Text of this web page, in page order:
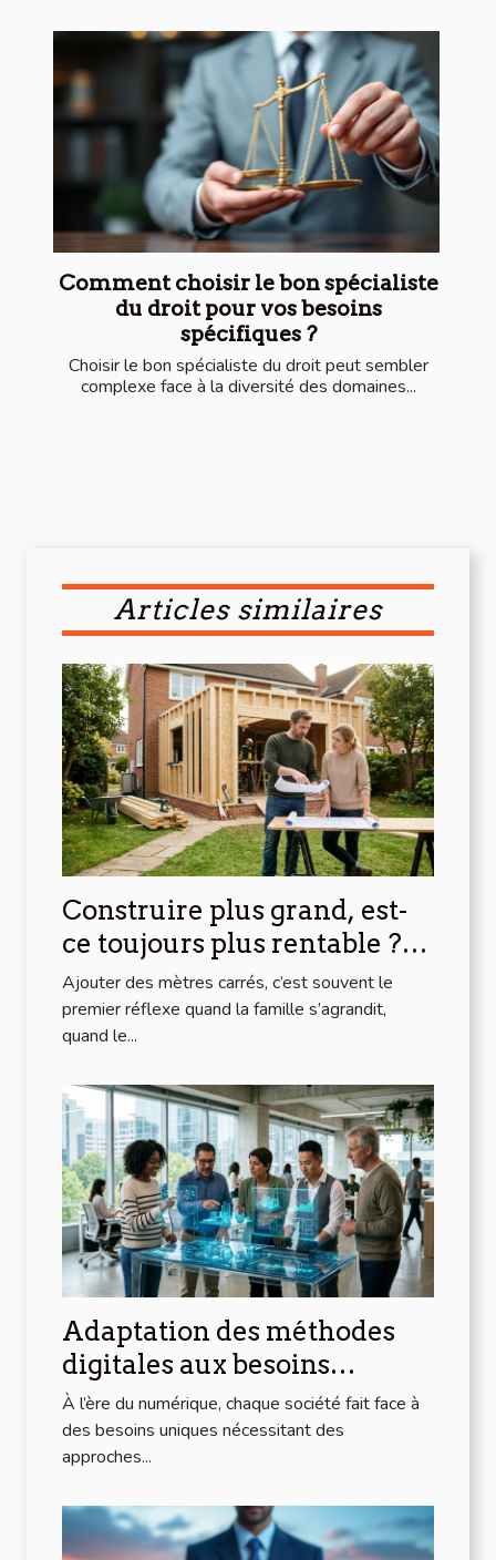
Comment choisir le bon spécialiste
du droit pour vos besoins
spécifiques ?
Choisir le bon spécialiste du droit peut sembler
complexe face à la diversité des domaines...
Articles similaires
Construire plus grand, est-
ce toujours plus rentable ?
regards sur l’extension
Ajouter des mètres carrés, c’est souvent le
premier réflexe quand la famille s’agrandit,
quand le...
Adaptation des méthodes
digitales aux besoins
spécifiques de votre société
À l’ère du numérique, chaque société fait face à
des besoins uniques nécessitant des
approches...